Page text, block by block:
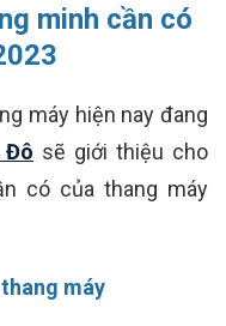
minh cần có
máy hiện nay đang
Đô sẽ giới thiệu cho
có của thang máy
máy